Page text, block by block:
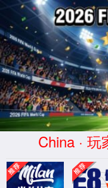
WTS-WAF拦
出现该页面的原
1.你的请求是黑客攻击
2.你的请求合法但触发